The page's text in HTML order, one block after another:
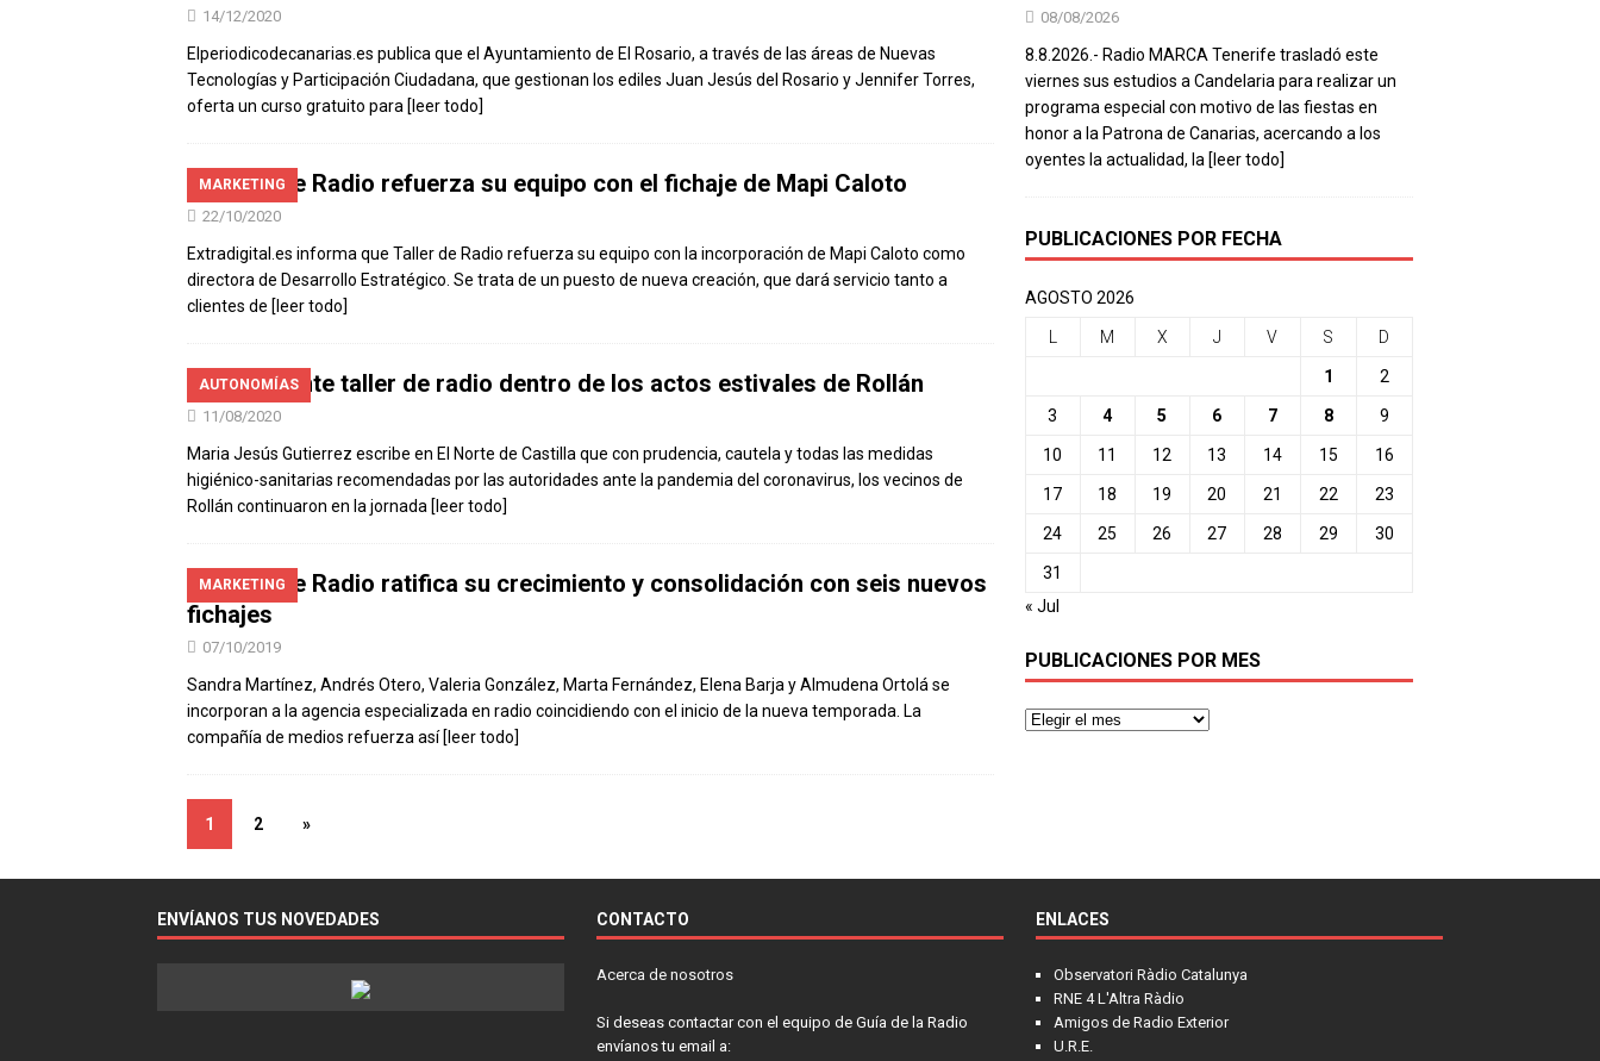
14/12/2020
Elperiodicodecanarias.es publica que el Ayuntamiento de El Rosario, a través de las áreas de Nuevas
Tecnologías y Participación Ciudadana, que gestionan los ediles Juan Jesús del Rosario y Jennifer Torres,
oferta un curso gratuito para [leer todo]
MARKETING
Taller de Radio refuerza su equipo con el fichaje de Mapi Caloto
22/10/2020
Extradigital.es informa que Taller de Radio refuerza su equipo con la incorporación de Mapi Caloto como
directora de Desarrollo Estratégico. Se trata de un puesto de nueva creación, que dará servicio tanto a
clientes de [leer todo]
AUTONOMÍAS
Interesante taller de radio dentro de los actos estivales de Rollán
11/08/2020
Maria Jesús Gutierrez escribe en El Norte de Castilla que con prudencia, cautela y todas las medidas
higiénico-sanitarias recomendadas por las autoridades ante la pandemia del coronavirus, los vecinos de
Rollán continuaron en la jornada [leer todo]
MARKETING
Taller de Radio ratifica su crecimiento y consolidación con seis nuevos
fichajes
07/10/2019
Sandra Martínez, Andrés Otero, Valeria González, Marta Fernández, Elena Barja y Almudena Ortolá se
incorporan a la agencia especializada en radio coincidiendo con el inicio de la nueva temporada. La
compañía de medios refuerza así [leer todo]
1 2 »
08/08/2026
8.8.2026.- Radio MARCA Tenerife trasladó este
viernes sus estudios a Candelaria para realizar un
programa especial con motivo de las fiestas en
honor a la Patrona de Canarias, acercando a los
oyentes la actualidad, la [leer todo]
PUBLICACIONES POR FECHA
AGOSTO 2026
M X J V S D
1 2
3 4 5 6 7 8 9
10 11 12 13 14 15 16
17 18 19 20 21 22 23
24 25 26 27 28 29 30
31
« Jul
PUBLICACIONES POR MES
ENVÍANOS TUS NOVEDADES CONTACTO
Acerca de nosotros
Si deseas contactar con el equipo de Guía de la Radio
envíanos tu email a:
ENLACES
Observatori Ràdio Catalunya
RNE 4 L'Altra Ràdio
Amigos de Radio Exterior
U.R.E.